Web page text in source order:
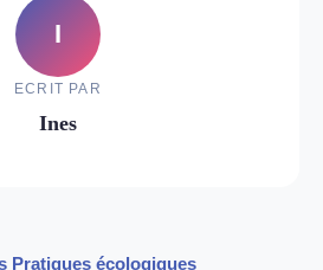
I
ECRIT PAR
Ines
Pratiques écologiques